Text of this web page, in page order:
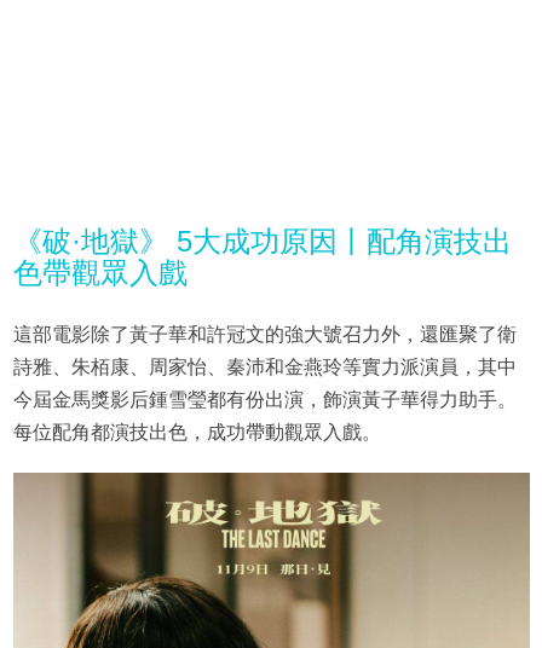
《破·地獄》 5大成功原因丨配角演技出
色帶觀眾入戲
這部電影除了黃子華和許冠文的強大號召力外，還匯聚了衛
詩雅、朱栢康、周家怡、秦沛和金燕玲等實力派演員，其中
今屆金馬獎影后鍾雪瑩都有份出演，飾演黃子華得力助手。
每位配角都演技出色，成功帶動觀眾入戲。